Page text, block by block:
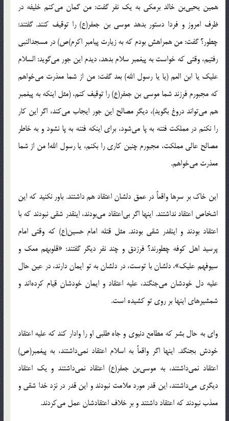
همین یحیی‌بن خالد برمکی به یک نفر گفت: من گمان می‌کنم خلیفه در
ظرف امروز و فردا دستور بدهد موسی بن جعفر(ع) را توقیف کنند. گفتند:
چطور؟ گفت: من همراهش بودم که به زیارت پیامبر اکرم)ص) در مسجدالنبی
رفتیم، وقتی که خواست به پیغمبر سلام بدهد، دیدم این جور می‌گوید: السلام
علیک یا ابن العم (یا یا رسول الله) بعد گفت: من از شما معذرت می‌خواهم
که مجبورم فرزند شما موسی بن جعفر(ع) را توقیف کنم، (مثل اینکه به پیغمبر
هم می‌تواند دروغ بگوید)، دیگر مصالح این جور ایجاب می‌کند، اگر این کار
را نکنم در مملکت فتنه به پا می‌شود، برای اینکه فتنه به پا نشود و به خاطر
مصالح عالی مملکت، مجبورم چنین کاری را بکنم، یا رسول الله! من از شما
معذرت می‌خواهم.
این خاک بر سرها واقعاً در عمق دلشان اعتقاد هم داشتند. باور نکنید که این
اشخاص اعتقاد نداشتند. اینها اگر بی‌اعتقاد می‌بودند، اینقدر شقی نبودند که با
اعتقاد بودند و اینقدر شقی بودند. مثل قتله امام حسین(ع) که وقتی امام
پرسید اهل کوفه چطورند؟ فرزدق و چند نفر دیگر گفتند: «قلوبهم معک و
سیوفهم علیک»، دلشان با توست، در دلشان به تو ایمان دارند، در عین حال
علیه دل خودشان می‌جنگند، علیه اعتقاد و ایمان خودشان قیام کرده‌اند و
شمشیرهای اینها بر روی تو کشیده است.
وای به حال بشر که مطامع دنیوی و جاه طلبی او را وادار کند که علیه اعتقاد
خودش بجنگد. اینها اگر واقعاً به اسلام اعتقاد نمی‌داشتند، به پیغمبر(ص)
اعتقاد نمی‌داشتند، به موسی‌بن جعفر(ع) اعتقاد نمی‌داشتند و یک اعتقاد
دیگری می‌داشتند، این قدر مورد ملامت نبودند و این قدر در نزد خدا شقی و
معذب نبودند که اعتقاد داشتند و بر خلاف اعتقادشان عمل می‌کردند.